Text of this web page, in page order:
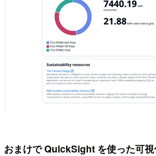
おまけで QuickSight を使った可